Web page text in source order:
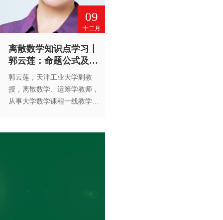
09
十二月
离散数学知识点学习丨
郭云莲：命题公式及分
类
郭云莲，天津工业大学副教
授，离散数学、运筹学教师，
从事大学数学课程一线教学工